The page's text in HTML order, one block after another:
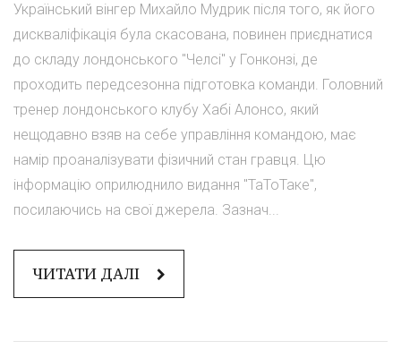
Український вінгер Михайло Мудрик після того, як його
дискваліфікація була скасована, повинен приєднатися
до складу лондонського "Челсі" у Гонконзі, де
проходить передсезонна підготовка команди. Головний
тренер лондонського клубу Хабі Алонсо, який
нещодавно взяв на себе управління командою, має
намір проаналізувати фізичний стан гравця. Цю
інформацію оприлюднило видання "ТаТоТаке",
посилаючись на свої джерела. Зазнач...
ЧИТАТИ ДАЛІ